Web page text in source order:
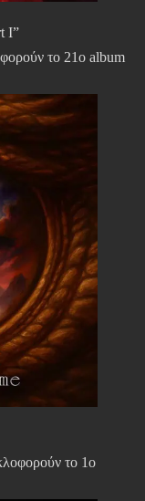
I”
το 21ο album
το 1ο